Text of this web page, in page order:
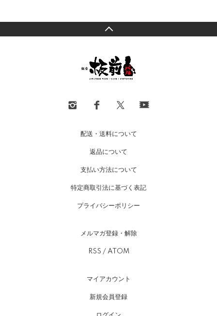
配送・送料について
返品について
支払い方法について
特定商取引法に基づく表記
プライバシーポリシー
メルマガ登録・解除
RSS / ATOM
マイアカウント
新規会員登録